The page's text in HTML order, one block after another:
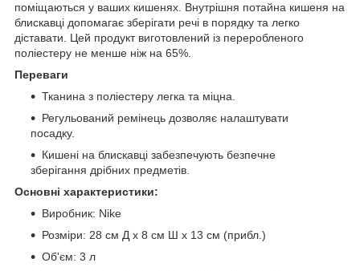
поміщаються у ваших кишенях. Внутрішня потайна кишеня на
блискавці допомагає зберігати речі в порядку та легко
діставати. Цей продукт виготовлений із переробленого
поліестеру не менше ніж на 65%.
Переваги
Тканина з поліестеру легка та міцна.
Регульований ремінець дозволяє налаштувати
посадку.
Кишені на блискавці забезпечують безпечне
зберігання дрібних предметів.
Основні характеристики:
Виробник: Nike
Розміри: 28 см Д x 8 см Ш x 13 см (прибл.)
Об'єм: 3 л